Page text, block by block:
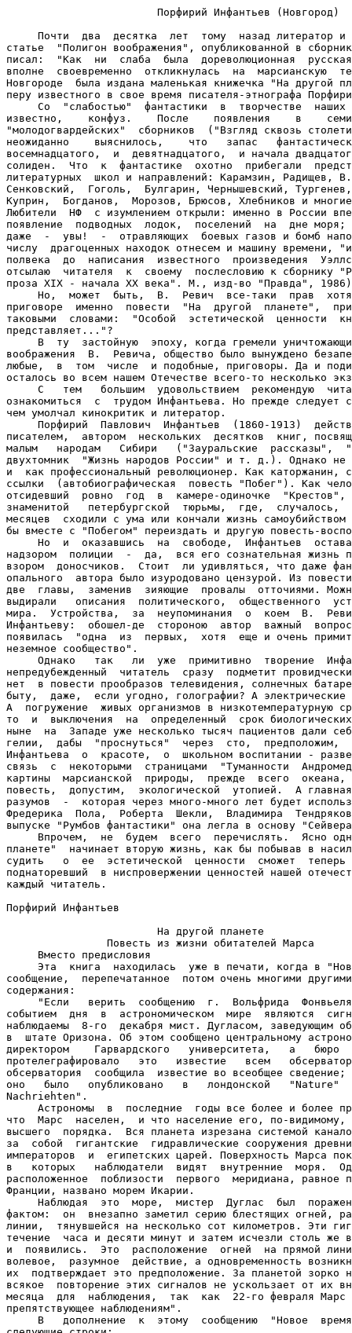
                        Порфирий Инфантьев (Новгород)

     Почти  два  десятка  лет  тому  назад литератор и кинокритик В. Ревич в
статье  "Полигон воображения", опубликованной в сборнике "Фантастика 69-70",
писал:  "Как  ни  слаба  была  дореволюционная  русская фантастика, но и она
вполне  своевременно  откликнулась  на  марсианскую  тему.  В  1901  году  в
Новгороде  была издана маленькая книжечка "На другой планете", принадлежащая
перу известного в свое время писателя-этнографа Порфирия Инфантьева".
     Со  "слабостью"  фантастики  в  творчестве  наших  предков  вышел,  как
известно,    конфуз.    После    появления    в    семидесятые   годы   двух
"молодогвардейских"  сборников  ("Взгляд сквозь столетия" и "Вечное солнце")
неожиданно    выяснилось,    что   запас   фантастических   произведений   и
восемнадцатого,  и  девятнадцатого,  и начала двадцатого столетий достаточно
солиден.  Что  к  фантастике  охотно  прибегали  представители  самых разных
литературных  школ и направлений: Карамзин, Радищев, В. Одоевский, Вельтман,
Сенковский,  Гоголь,  Булгарин, Чернышевский, Тургенев, Лесков, Достоевский,
Куприн,  Богданов,  Морозов, Брюсов, Хлебников и многие другие мастера пера.
Любители  НФ  с изумлением открыли: именно в России впервые было предсказано
появление  подводных  лодок,  поселений  на  дне моря; самолетов, парашютов,
даже  -  увы!  -  отравляющих  боевых газов и бомб наподобие термоядерных; к
числу  драгоценных находок отнесем и машину времени, "изобретенную" у нас за
полвека  до  написания  известного  произведения  Уэллса  (за  подробностями
отсылаю  читателя  к  своему  послесловию к сборнику "Русская фантастическая
проза XIX - начала XX века". М., изд-во "Правда", 1986).
     Но,  может  быть,  В.  Ревич  все-таки  прав  хотя  бы  в своем суровом
приговоре  именно  повести  "На  другой  планете",  приговоре,  начинающемся
таковыми  словами:  "Особой  эстетической  ценности  книга  П. Инфантьева не
представляет..."?
     В  ту  застойную  эпоху, когда гремели уничтожающие .залпы на полигонах
воображения  В.  Ревича, общество было вынуждено безапелляционно выслушивать
любые,  в  том  числе  и подобные, приговоры. Да и поди разыщи книжицу, коей
осталось во всем нашем Отечестве всего-то несколько экземпляров...
     С   тем   большим  удовольствием  рекомендую  читателю  этого  сборника
ознакомиться  с  трудом Инфантьева. Но прежде следует сказать еще и о том, о
чем умолчал кинокритик и литератор.
     Порфирий  Павлович  Инфантьев  (1860-1913)  действительно был известным
писателем,  автором  нескольких  десятков  книг, посвященных преимущественно
малым   народам   Сибири   ("Зауральские  рассказы",  "Сибирские  рассказы",
двухтомник  "Жизнь народов России" и т. д.). Однако не менее был он известен
и  как профессиональный революционер. Как каторжанин, сбежавший из сибирской
ссылки  (автобиографическая  повесть "Побег"). Как человек несгибаемой воли,
отсидевший  ровно  год  в  камере-одиночке  "Крестов",  той  самой  печально
знаменитой   петербургской  тюрьмы,  где,  случалось,  узники  за  несколько
месяцев  сходили с ума или кончали жизнь самоубийством (неплохо, ох, неплохо
бы вместе с "Побегом" переиздать и другую повесть-воспоминание - "Кресты").
     Но  и  оказавшись  на  свободе,  Инфантьев  оставался до конца дней под
надзором  полиции  -  да,  вся его сознательная жизнь прошла под пристальным
взором  доносчиков.  Стоит  ли удивляться, что даже фантастическое сочинение
опального  автора было изуродовано цензурой. Из повести выдрали даже целиком
две  главы,  заменив  зияющие  провалы  отточиями. Можно не сомневаться, что
выдирали   описания  политического,  общественного  устройства  марсианского
мира.  Устройства,  за  неупоминания  о  коем  В.  Ревич  опять-таки попенял
Инфантьеву:  обошел-де  стороною  автор  важный  вопрос,  в  результате чего
появилась  "одна  из  первых,  хотя  еще и очень примитивных попыток описать
неземное сообщество".
     Однако   так   ли  уже  примитивно  творение  Инфантьева?  Уверен,  что
непредубежденный  читатель  сразу  подметит провидческий дар писателя. Разве
нет  в повести прообразов телевидения, солнечных батарей, роботов в домашнем
быту,  даже,  если угодно, голографии? А электрические плуги. А электролеты.
А  погружение  живых организмов в низкотемпературную среду для замедления, а
то  и  выключения  на  определенный  срок биологических процессов (напомним,
ныне  на  Западе уже несколько тысяч пациентов дали себя заморозить в жидком
гелии,  дабы  "проснуться"  через  сто,  предположим,  лет).  А  размышления
Инфантьева  о  красоте,  о  школьном воспитании - разве не чувствуется здесь
связь  с  некоторыми  страницами  "Туманности  Андромеды" Ефремова? А дивные
картины  марсианской  природы,  прежде  всего  океана,  позволяющие  назвать
повесть,  допустим,  экологической  утопией.  А главная идея повести - обмен
разумов  -  которая через много-много лет будет использована в произведениях
Фредерика  Пола,  Роберта  Шекли,  Владимира  Тендрякова  (кстати,  в  нашем
выпуске "Румбов фантастики" она легла в основу "Сейвера" Игоря Пидоренко).
     Впрочем,  не  будем  всего  перечислять.  Ясно одно: повесть "На другой
планете"  начинает вторую жизнь, как бы побывав в насильственном анабиозе. И
судить   о  ее  эстетической  ценности  сможет  теперь  не  только  скептик,
поднаторевший  в ниспровержении ценностей нашей отечественной фантастики, но
каждый читатель.

Порфирий Инфантьев

                        На другой планете
                Повесть из жизни обитателей Марса
     Вместо предисловия
     Эта  книга  находилась  уже в печати, когда в "Новом времени" появилось
сообщение,  перепечатанное  потом очень многими другими газетами, следующего
содержания:
     "Если   верить  сообщению  г.  Вольфрида  Фонвьеля  в  газете  "Matin",
событием  дня  в  астрономическом  мире  являются  сигналы с Марса. Они были
наблюдаемы  8-го  декабря мист. Дугласом, заведующим обсерваторией Флагстафа
в  штате Оризона. Об этом сообщено центральному астрономическому бюро в Киле
директором    Гарвардского   университета,   а   бюро   со   своей   стороны
протелеграфировало   это   известие   всем   обсерваториям  мира;  парижская
обсерватория  сообщила  известие во всеобщее сведение; несколько дней спустя
оно   было   опубликовано   в   лондонской   "Nature"   и  в  "Astronomische
Nachriehten".
     Астрономы  в  последние  годы все более и более проникались убеждением,
что  Марс  населен,  и что население его, по-видимому, обладает цивилизацией
высшего  порядка.  Вся планета изрезана системой каналов, далеко оставляющих
за  собой  гигантские  гидравлические сооружения древних монголов, китайских
императоров  и  египетских царей. Поверхность Марса покрыта темными пятнами,
в   которых   наблюдатели  видят  внутренние  моря.  Одно  из  таких  морей,
расположенное  поблизости  первого  меридиана, равное по площади поверхности
Франции, названо морем Икарии.
     Наблюдая  это  море,  мистер  Дуглас  был  поражен  следующим  странным
фактом:  он  внезапно заметил серию блестящих огней, расположенных по прямой
линии,  тянувшейся на несколько сот километров. Эти гигантские огни горели в
течение  часа и десяти минут и затем исчезли столь же внезапно, как внезапно
и  появились.  Это  расположение  огней  на прямой линии как бы указывает на
волевое,  разумное  действие, а одновременность возникновения и исчезновения
их  подтверждает это предположение. За планетой зорко наблюдают астрономы, и
всякое  повторение этих сигналов не ускользает от их внимания. Они имеют два
месяца  для  наблюдения,  так  как  22-го февраля Марс вступает в положение,
препятствующее наблюдениям".
     В   дополнение  к  этому  сообщению  "Новое  время"  на  днях  добавило
следующие строки:
     "Ввиду   возникших   в   печати   и   обществе   сомнений  относительно
достоверности  сенсационной  астрономической  телеграммы о сигналах с Марса,
мы   навели   по  этому  предмету  справки  в  астрономической  обсерватории
Петербургского  университета,  директор которой проф. С. П. Глазенап сообщил
нам  содержание  этой  циркулярной  депеши,  заключающей  в  себе  следующее
известие из Кембриджа (в Массачусетсе) от 8-го декабря (25-го ноября):
     "Дуглас  из  Лоуэлльской  обсерватории  телеграфирует:  "Прошлою  ночью
световой  знак  в  северном  углу моря Икариум держался в течение семидесяти
минут.   Пикеринг".   Эту-   телеграмму   Пикеринга,  директора  центральной
американской  обсерватории  в  Кембридже,  бюро астрономических депеш в Киле
передало    26-го   ноября   (9   декабря)   циркулярно   всем   европейским
обсерваториям,   в   том   числе   Пулковской,   которая  известила  русские
университетские  обсерватории.  Такая  же  циркулярная  депеша, подобно всем
депешам  кильского  бюро,  была  напечатана  полностью  в одном из последних
нумеров  специального международного астрономического журнала "Astronomische
Nachriehten".
     Сообщение  это  является  для  меня как нельзя более кстати. Прежде чем
решиться  публиковать  свое  приключение,  бывшее  со  мною когда-то в горах
Монблана,  я  долго,  ввиду  его  необычайности,  колебался  -  стоит ли это
делать?  Поверит  ли  кто-нибудь в возможность того, что я буду описывать? И
не  поднимут ли меня на смех? Но теперь, когда во всем образованном мире так
настойчиво  заговорили  о разумных существах на Марсе, подающих нам на Землю
сигналы, я с более легким сердцем выпускаю в свет свою книгу.
     Гор. Новгород
     17-го декабря 1900 г. Автор
     I

     В  июле  1887  года, будучи студентом, я предпринял вместе с одним моим
приятелем путешествие пешком по Швейцарии.
     Отправившись  из  Женевы  вдоль  берега Женевского озера, мы вступили в
Ронскую  долину  и по Симплонскому ущелью перевалили в долину Шамуни, откуда
намеревались,  поднявшись на ледник Mez de Glace, перейти Монбланские высоты
и  спуститься  в  Италию.  Дорога  эта  трудна и опасна, так что туристы, не
знающие  хорошо  путь через Монблан, обязательно берут с собою проводников с
лестниц